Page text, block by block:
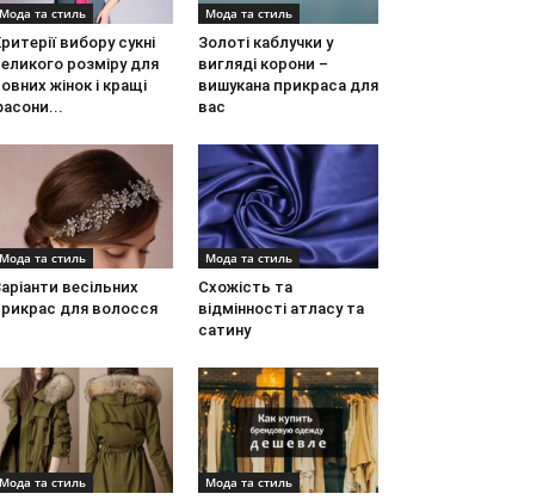
Мода та стиль
вибору сукні
розміру для
жінок і кращі
Мода та стиль
Золоті каблучки у
вигляді корони –
вишукана прикраса для
вас
Мода та стиль
весільних
для волосся
Мода та стиль
Схожість та
відмінності атласу та
сатину
Мода та стиль Мода та стиль